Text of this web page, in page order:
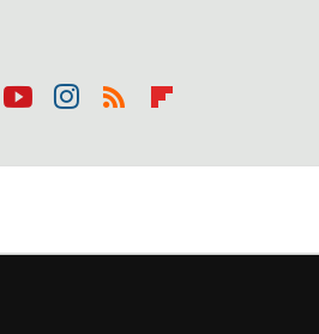
tub agr
boa